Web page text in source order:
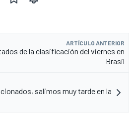
ARTÍCULO ANTERIOR
de la clasificación del viernes en
Brasil
salimos muy tarde en la